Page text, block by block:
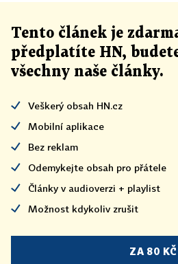
Tento článek je
předplatíte HN,
všechny naše články.
Veškerý obsah HN.cz
Mobilní aplikace
Bez reklam
Odemykejte obsah pro přátele
Články v audioverzi + playlist
Možnost kdykoliv zrušit
ZA 80 KČ